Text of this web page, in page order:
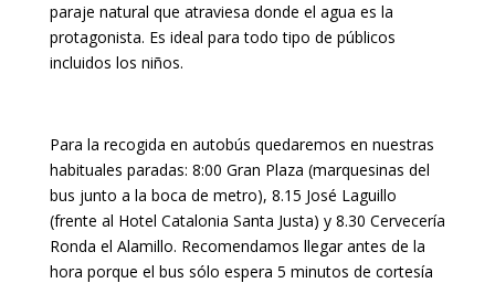
paraje natural que atraviesa donde el agua es la
protagonista. Es ideal para todo tipo de públicos
incluidos los niños.
Para la recogida en autobús quedaremos en nuestras
habituales paradas: 8:00 Gran Plaza (marquesinas del
bus junto a la boca de metro), 8.15 José Laguillo
(frente al Hotel Catalonia Santa Justa) y 8.30 Cervecería
Ronda el Alamillo. Recomendamos llegar antes de la
hora porque el bus sólo espera 5 minutos de cortesía